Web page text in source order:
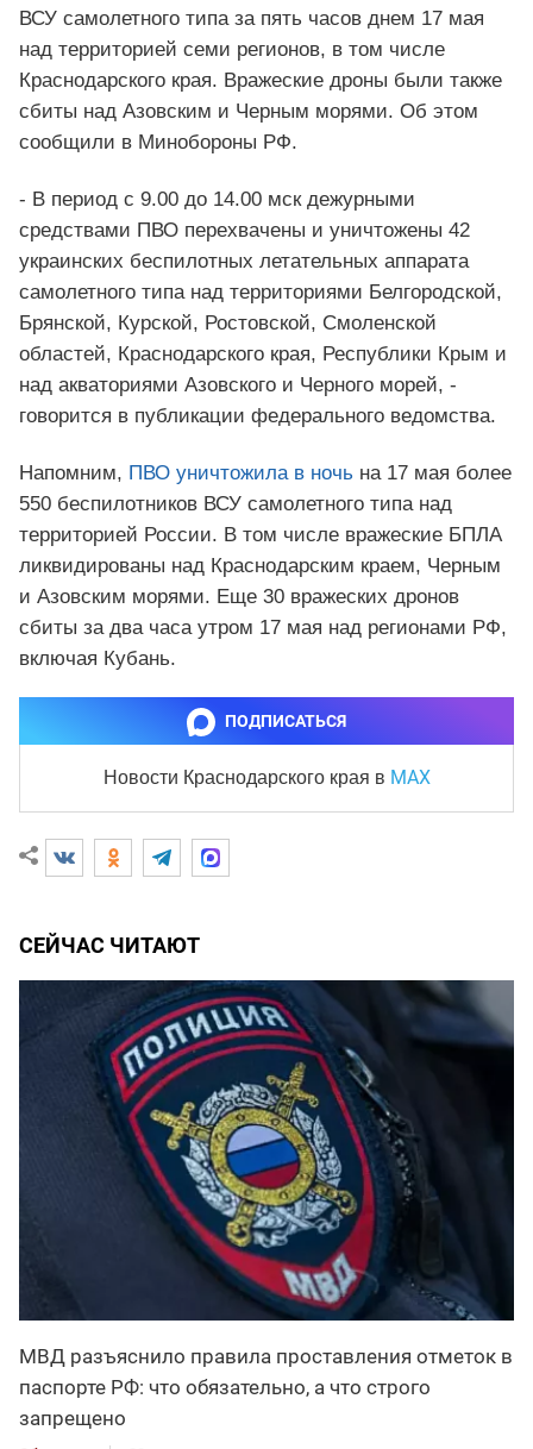
ВСУ самолетного типа за пять часов днем 17 мая
над территорией семи регионов, в том числе
Краснодарского края. Вражеские дроны были также
сбиты над Азовским и Черным морями. Об этом
сообщили в Минобороны РФ.
- В период с 9.00 до 14.00 мск дежурными
средствами ПВО перехвачены и уничтожены 42
украинских беспилотных летательных аппарата
самолетного типа над территориями Белгородской,
Брянской, Курской, Ростовской, Смоленской
областей, Краснодарского края, Республики Крым и
над акваториями Азовского и Черного морей, -
говорится в публикации федерального ведомства.
Напомним, ПВО уничтожила в ночь на 17 мая более
550 беспилотников ВСУ самолетного типа над
территорией России. В том числе вражеские БПЛА
ликвидированы над Краснодарским краем, Черным
и Азовским морями. Еще 30 вражеских дронов
сбиты за два часа утром 17 мая над регионами РФ,
включая Кубань.
ПОДПИСАТЬСЯ
Новости Краснодарского края в MAX
СЕЙЧАС ЧИТАЮТ
МВД разъяснило правила проставления отметок в
паспорте РФ: что обязательно, а что строго
запрещено